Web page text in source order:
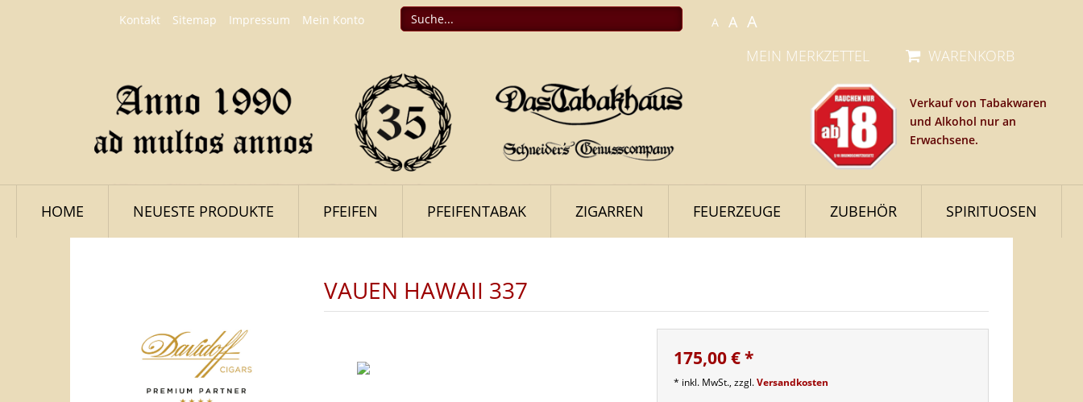
Kontakt Sitemap Impressum Mein Konto A A A
WARENKORB
Verkauf von Tabakwaren
und Alkohol nur an
Erwachsene.
MEIN MERKZETTEL
HOME NEUESTE PRODUKTE PFEIFEN PFEIFENTABAK ZIGARREN FEUERZEUGE ZUBEHÖR SPIRITUOSEN
VAUEN HAWAII 337
175,00 €*
* inkl. MwSt., zzgl.Versandkosten